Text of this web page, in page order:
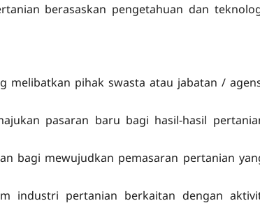
berasaskan pengetahuan dan
melibatkan pihak swasta atau jabatan /
pasaran baru bagi hasil-hasil
bagi mewujudkan pemasaran pertanian
industri pertanian berkaitan dengan